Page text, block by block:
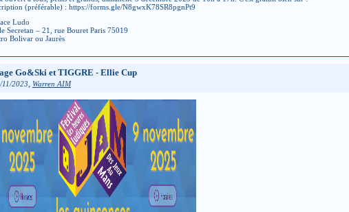
(préférable) : https://forms.gle/N8gwxK78SR8pgnPt9
Ludo
Secretan – 21, rue Bouret Paris 75019
Bolivar ou Jaurès
Go&Ski et TIGGRE - Ellie Cup
11/2023, Warren AIM